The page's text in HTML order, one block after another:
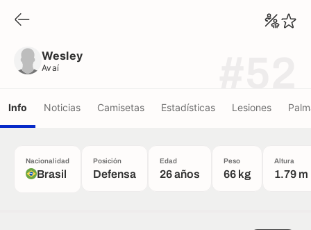
Wesley
Avaí
Info Noticias Camisetas Estadísticas Lesiones
Nacionalidad
Brasil
Posición
Defensa
Edad
26 años
Peso
66 kg
Altura
1.79 m